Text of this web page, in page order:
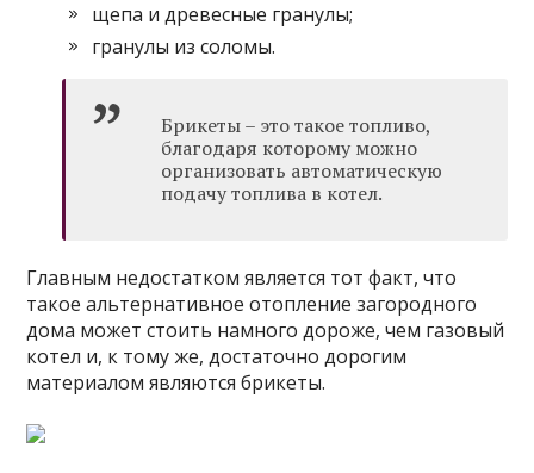
щепа и древесные гранулы;
гранулы из соломы.
Брикеты – это такое топливо,
благодаря которому можно
организовать автоматическую
подачу топлива в котел.
Главным недостатком является тот факт, что
такое альтернативное отопление загородного
дома может стоить намного дороже, чем газовый
котел и, к тому же, достаточно дорогим
материалом являются брикеты.